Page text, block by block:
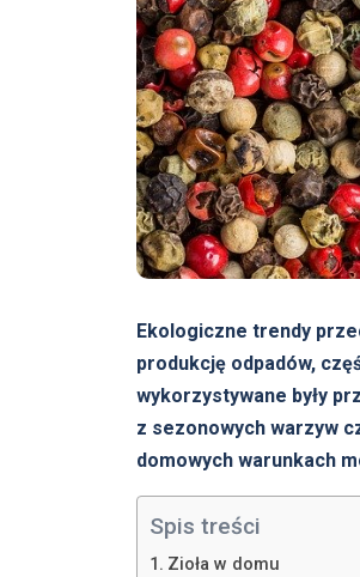
Ekologiczne trendy
produkcję odpadów,
wykorzystywane były
z sezonowych warzyw
domowych warunkach
Spis treści
Zioła w domu